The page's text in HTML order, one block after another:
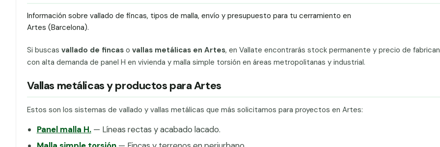
Información sobre vallado de fincas, tipos de malla, envío y presupuesto para tu cerramiento en
Artes (Barcelona).
Si buscas vallado de fincaso vallas metálicas en Artes, en Vallate encontrarás stock permanente y precio de
con alta demanda de panel H en vivienda y malla simple torsión en áreas metropolitanas y industrial.
Vallas metálicas y productos para Artes
Estos son los sistemas de vallado y vallas metálicas que más solicitamos para proyectos en Artes:
Panel malla H.— Líneas rectas y acabado lacado.